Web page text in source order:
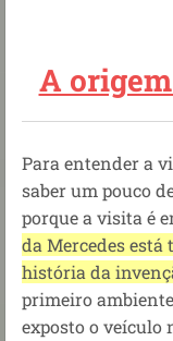
A
Para entender a
saber um pouco
porque a visita é
da Mercedes
história da
primeiro
exposto o veículo